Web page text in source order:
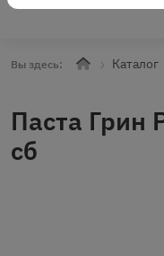
Вы здесь: Каталог
Паста Грин
сб